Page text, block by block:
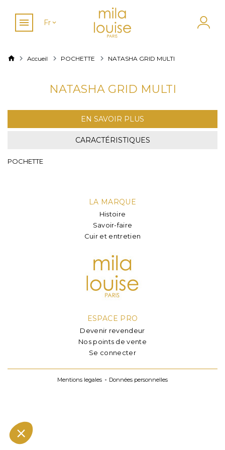
Fr
Accueil POCHETTE NATASHA GRID MULTI
NATASHA GRID MULTI
EN SAVOIR PLUS
CARACTÉRISTIQUES
POCHETTE
LA MARQUE
Histoire
Savoir-faire
Cuir et entretien
ESPACE PRO
Devenir revendeur
Nos points de vente
Se connecter
Mentions legales Données personnelles